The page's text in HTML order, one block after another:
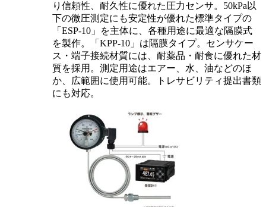
り信頼性、耐久性に優れた圧力センサ。50kPa以
下の微圧測定にも安定性が優れた標準タイプの
「ESP-10」を主体に、各種用途に最適な隔膜式
を製作。「KPP-10」は隔膜タイプ。センサケー
ス・端子接続材質には、耐薬品・耐食に優れた材
質を採用。測定用途はエアー、水、油などのほ
か、広範囲に使用可能。トレサビリティ提出書類
にも対応。